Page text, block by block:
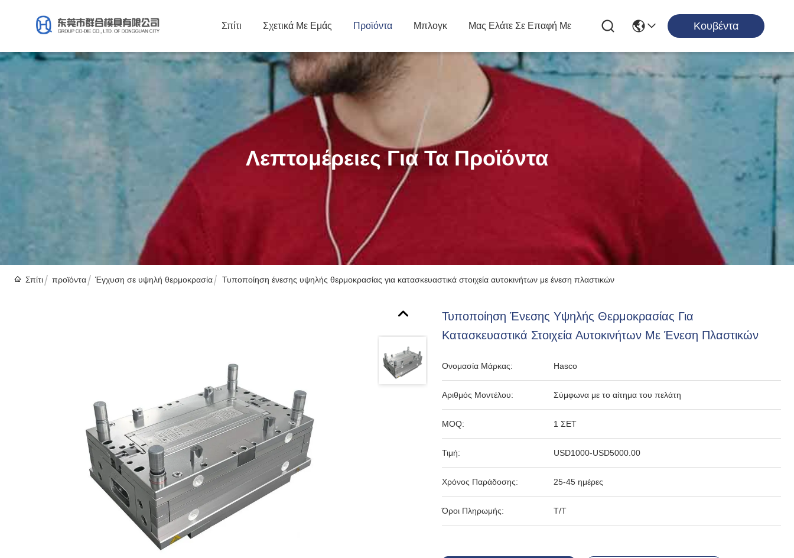
Σπίτι Σχετικά Με Εμάς Προϊόντα Μπλογκ Μας Ελάτε Σε Επαφή Με Κουβέντα
Λεπτομέρειες Για Τα Προϊόντα
Σπίτι προϊόντα Έγχυση σε υψηλή θερμοκρασία Τυποποίηση ένεσης υψηλής θερμοκρασίας για κατασκευαστικά στοιχεία αυτοκινήτων με ένεση πλαστικών
Τυποποίηση Ένεσης Υψηλής Θερμοκρασίας Για
Κατασκευαστικά Στοιχεία Αυτοκινήτων Με Ένεση Πλαστικών
Ονομασία Μάρκας: Hasco
Αριθμός Μοντέλου: Σύμφωνα με το αίτημα του πελάτη
MOQ: 1 ΣΕΤ
Τιμή: USD1000-USD5000.00
Χρόνος Παράδοσης: 25-45 ημέρες
Όροι Πληρωμής: T/T